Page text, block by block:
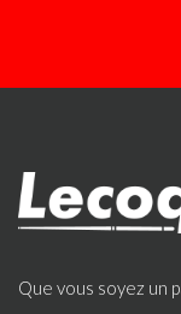
Que vous soyez un